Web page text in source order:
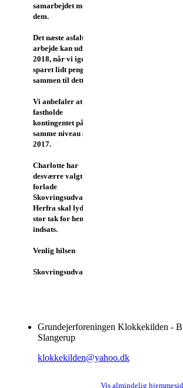
samarbejdet med
dem.
Det næste asfalt
arbejde kan udføres i
2018, når vi igen har
sparet lidt penge
sammen til dette.
Vi anbefaler at
fastholde
kontingentet på
samme niveau som i
2017.
Charlotte har
desværre valgt at
forlade
Skovringsudvalget.
Herfra skal lyde en
stor tak for hendes
indsats.
Venlig hilsen
Skovringsudvalget
Grundejerforeningen Klokkekilden -
Slangerup
klokkekilden@yahoo.dk
Vis almindelig